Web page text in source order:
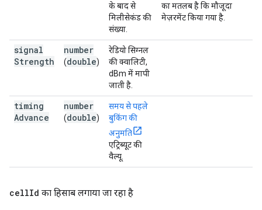
के बाद से
मिलीसेकंड की
संख्या.
का मतलब है कि मौजूदा
मेज़रमेंट किया गया है.
signal
Strength
number
(double)
रेडियो सिग्नल
की क्वालिटी,
dBm में मापी
जाती है.
timing
Advance
number
(double)
समय से पहले
बुकिंग की
अनुमति
एट्रिब्यूट की
वैल्यू.
cellId का हिसाब लगाया जा रहा है